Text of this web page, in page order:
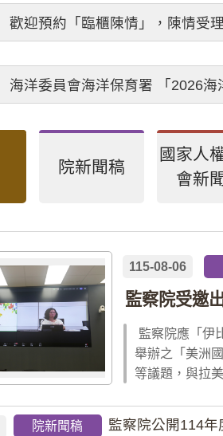
歡迎預約「臨櫃陳情」，陳情受
海洋委員會海洋保育署 「2026
院新聞稿
國家人
會新
監察院受邀
115-08-06
監察院應「伊
舉辦之「美洲
等議題，與拉
院新聞稿 監察院公開114